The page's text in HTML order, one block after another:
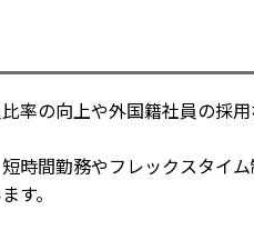
率の向上や外国籍社員の採
時間勤務やフレックスタイ
す。